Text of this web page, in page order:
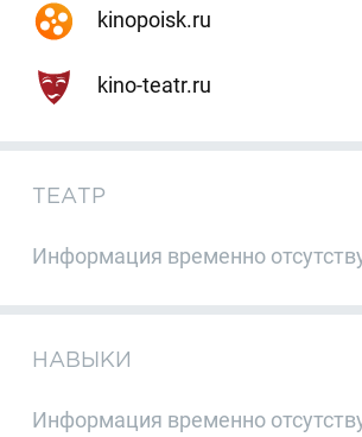
kinopoisk.ru
kino-teatr.ru
ТЕАТР
Информация временно
НАВЫКИ
Информация временно